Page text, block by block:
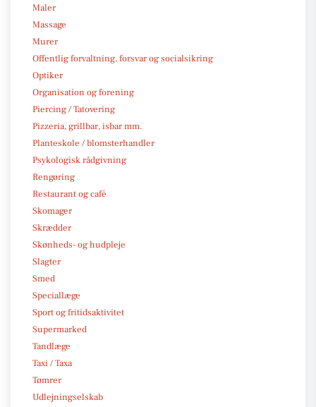
Maler
Massage
Murer
Offentlig forvaltning, forsvar og socialsikring
Optiker
Organisation og forening
Piercing / Tatovering
Pizzeria, grillbar, isbar mm.
Planteskole / blomsterhandler
Psykologisk rådgivning
Rengøring
Restaurant og café
Skomager
Skrædder
Skønheds- og hudpleje
Slagter
Smed
Speciallæge
Sport og fritidsaktivitet
Supermarked
Tandlæge
Taxi / Taxa
Tømrer
Udlejningselskab